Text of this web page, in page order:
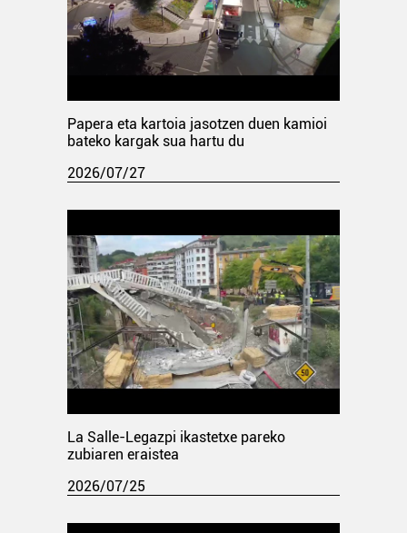
Papera eta kartoia jasotzen duen kamioi
bateko kargak sua hartu du
2026/07/27
La Salle-Legazpi ikastetxe pareko
zubiaren eraistea
2026/07/25